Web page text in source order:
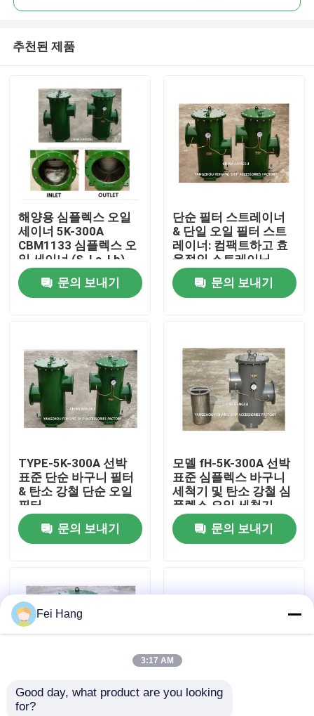
제품 소개
회사 소개
품질 관리
연락처
마린 에어 벤트 헤드
해양 해수 여과기
추천된 제품
해양용 심플렉스 오일
세이너 5K-300A
CBM1133 심플렉스 오
일 세이너 (S, La, Lb)
문의 보내기
단순 필터 스트레이너
& 단일 오일 필터 스트
레이너: 컴팩트하고 효
율적인 스트레이닝
문의 보내기
TYPE-5K-300A 선박
표준 단순 바구니 필터
& 탄소 강철 단순 오일
필터
문의 보내기
모델 fH-5K-300A 선박
표준 심플렉스 바구니
세척기 및 탄소 강철 심
플렉스 오일 세척기
문의 보내기
심플렉스 스트레이너 &
Fei Hang
3:17 AM
Good day, what product are you looking
for?